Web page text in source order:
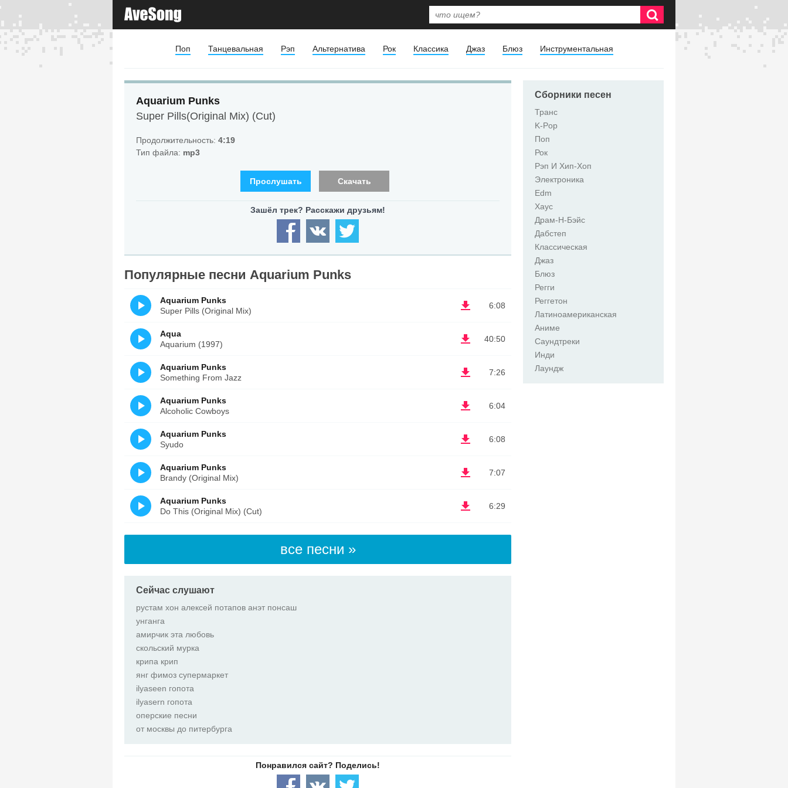
Поп Танцевальная Рэп Альтернатива Рок Классика Джаз Блюз Инструментальная
Aquarium Punks
Super Pills(Original Mix) (Cut)
Продолжительность: 4:19
Тип файла: mp3
Прослушать Скачать
Популярные песни Aquarium Punks
6:08
Aquarium Punks
Super Pills (Original Mix)
40:50
Aqua
Aquarium (1997)
7:26
Aquarium Punks
Something From Jazz
6:04
Aquarium Punks
Alcoholic Cowboys
6:08
Aquarium Punks
Syudo
7:07
Aquarium Punks
Brandy (Original Mix)
6:29
Aquarium Punks
Do This (Original Mix) (Cut)
все песни »
Сейчас слушают
рустам хон алексей потапов анэт понсаш
унганга
амирчик эта любовь
скольский мурка
крипа крип
янг фимоз супермаркет
ilyaseen гопота
ilyasern гопота
оперские песни
от москвы до питербурга
Сборники песен
Транс
K-Pop
Поп
Рок
Рэп И Хип-Хоп
Электроника
Edm
Хаус
Драм-Н-Бэйс
Дабстеп
Классическая
Джаз
Блюз
Регги
Реггетон
Латиноамериканская
Аниме
Саундтреки
Инди
Лаундж